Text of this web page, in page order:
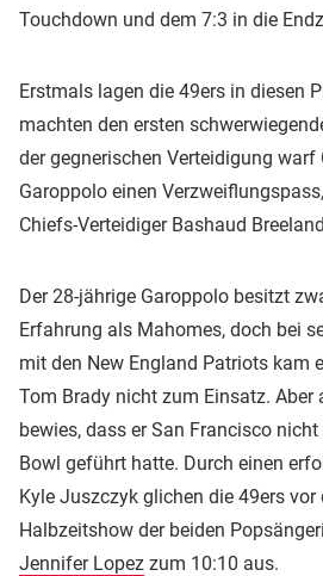
Touchdown und dem 7:3 in die
Erstmals lagen die 49ers in diesen
machten den ersten
der gegnerischen Verteidigung
Garoppolo einen
Chiefs-Verteidiger Bashaud
Der 28-jährige Garoppolo besitzt
Erfahrung als Mahomes, doch bei
mit den New England Patriots kam
Tom Brady nicht zum Einsatz. Aber
bewies, dass er San Francisco
Bowl geführt hatte. Durch einen
Kyle Juszczyk glichen die 49ers vor
Halbzeitshow der beiden
Jennifer Lopez zum 10:10 aus.